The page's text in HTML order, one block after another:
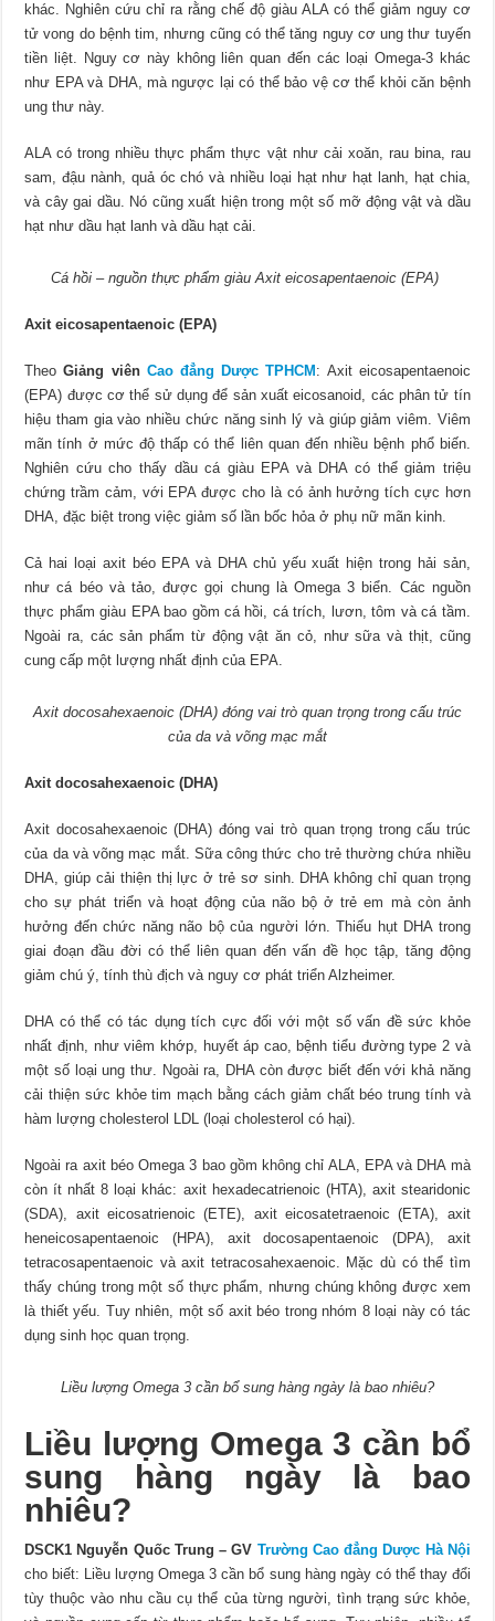
khác. Nghiên cứu chỉ ra rằng chế độ giàu ALA có thể giảm nguy cơ
tử vong do bệnh tim, nhưng cũng có thể tăng nguy cơ ung thư tuyến
tiền liệt. Nguy cơ này không liên quan đến các loại Omega-3 khác
như EPA và DHA, mà ngược lại có thể bảo vệ cơ thể khỏi căn bệnh
ung thư này.
ALA có trong nhiều thực phẩm thực vật như cải xoăn, rau bina, rau
sam, đậu nành, quả óc chó và nhiều loại hạt như hạt lanh, hạt chia,
và cây gai dầu. Nó cũng xuất hiện trong một số mỡ động vật và dầu
hạt như dầu hạt lanh và dầu hạt cải.
Cá hồi – nguồn thực phẩm giàu Axit eicosapentaenoic (EPA)
Axit eicosapentaenoic (EPA)
TheoGiảng viên Cao đẳng Dược TPHCM : Axit eicosapentaenoic
(EPA) được cơ thể sử dụng để sản xuất eicosanoid, các phân tử tín
hiệu tham gia vào nhiều chức năng sinh lý và giúp giảm viêm. Viêm
mãn tính ở mức độ thấp có thể liên quan đến nhiều bệnh phổ biến.
Nghiên cứu cho thấy dầu cá giàu EPA và DHA có thể giảm triệu
chứng trầm cảm, với EPA được cho là có ảnh hưởng tích cực hơn
DHA, đặc biệt trong việc giảm số lần bốc hỏa ở phụ nữ mãn kinh.
Cả hai loại axit béo EPA và DHA chủ yếu xuất hiện trong hải sản,
như cá béo và tảo, được gọi chung là Omega 3 biển. Các nguồn
thực phẩm giàu EPA bao gồm cá hồi, cá trích, lươn, tôm và cá tầm.
Ngoài ra, các sản phẩm từ động vật ăn cỏ, như sữa và thịt, cũng
cung cấp một lượng nhất định của EPA.
Axit docosahexaenoic (DHA) đóng vai trò quan trọng trong cấu trúc
của da và võng mạc mắt
Axit docosahexaenoic (DHA)
Axit docosahexaenoic (DHA) đóng vai trò quan trọng trong cấu trúc
của da và võng mạc mắt. Sữa công thức cho trẻ thường chứa nhiều
DHA, giúp cải thiện thị lực ở trẻ sơ sinh. DHA không chỉ quan trọng
cho sự phát triển và hoạt động của não bộ ở trẻ em mà còn ảnh
hưởng đến chức năng não bộ của người lớn. Thiếu hụt DHA trong
giai đoạn đầu đời có thể liên quan đến vấn đề học tập, tăng động
giảm chú ý, tính thù địch và nguy cơ phát triển Alzheimer.
DHA có thể có tác dụng tích cực đối với một số vấn đề sức khỏe
nhất định, như viêm khớp, huyết áp cao, bệnh tiểu đường type 2 và
một số loại ung thư. Ngoài ra, DHA còn được biết đến với khả năng
cải thiện sức khỏe tim mạch bằng cách giảm chất béo trung tính và
hàm lượng cholesterol LDL (loại cholesterol có hại).
Ngoài ra axit béo Omega 3 bao gồm không chỉ ALA, EPA và DHA mà
còn ít nhất 8 loại khác: axit hexadecatrienoic (HTA), axit stearidonic
(SDA), axit eicosatrienoic (ETE), axit eicosatetraenoic (ETA), axit
heneicosapentaenoic (HPA), axit docosapentaenoic (DPA), axit
tetracosapentaenoic và axit tetracosahexaenoic. Mặc dù có thể tìm
thấy chúng trong một số thực phẩm, nhưng chúng không được xem
là thiết yếu. Tuy nhiên, một số axit béo trong nhóm 8 loại này có tác
dụng sinh học quan trọng.
Liều lượng Omega 3 cần bổ sung hàng ngày là bao nhiêu?
Liều lượng Omega 3 cần bổ
sung hàng ngày là bao
nhiêu?
DSCK1 Nguyễn Quốc Trung – GV Trường Cao đẳng Dược Hà Nội
cho biết: Liều lượng Omega 3 cần bổ sung hàng ngày có thể thay đổi
tùy thuộc vào nhu cầu cụ thể của từng người, tình trạng sức khỏe,